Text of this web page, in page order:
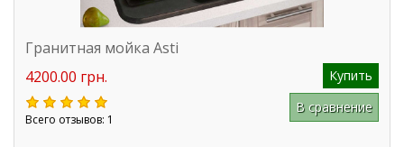
Гранитная мойка Asti
4200.00 грн.
Купить
Всего отзывов: 1
В сравнение